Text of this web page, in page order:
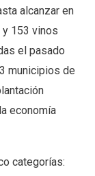
alcanzar en
153 vinos
el pasado
municipios de
economía
categorías: